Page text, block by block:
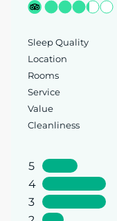
Sleep Quality
Location
Rooms
Service
Value
Cleanliness
5
4
3